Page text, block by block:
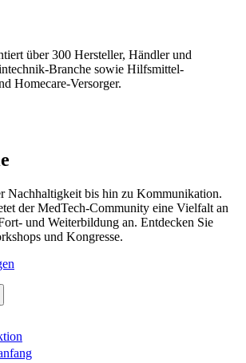
über 300 Hersteller, Händler und
Branche sowie Hilfsmittel-
Homecare-Versorger.
Nachhaltigkeit bis hin zu Kommunikation.
der MedTech-Community eine Vielfalt an
und Weiterbildung an. Entdecken Sie
und Kongresse.